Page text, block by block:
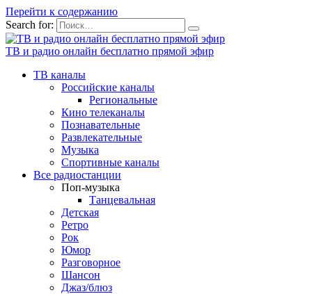
Перейти к содержанию
Search for:
ТВ и радио онлайн бесплатно прямой эфир
ТВ каналы
Российские каналы
Региональные
Кино телеканалы
Познавательные
Развлекательные
Музыка
Спортивные каналы
Все радиостанции
Поп-музыка
Танцевальная
Детская
Ретро
Рок
Юмор
Разговорное
Шансон
Джаз/блюз